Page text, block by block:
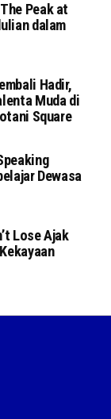
Peak at
dalam
Hadir,
Muda di
Square
Dewasa
Lose Ajak